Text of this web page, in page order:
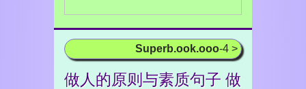
Superb.ook.ooo-4 >
做人的原则与素质句子 做